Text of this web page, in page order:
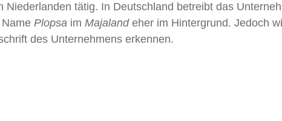
Niederlanden tätig. In Deutschland betreibt das
Plopsa im Majalandeher im Hintergrund. Jedoch
des Unternehmens erkennen.